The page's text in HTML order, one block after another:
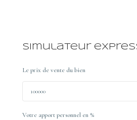
Simulateur
Le prix de vente du bien
Votre apport personnel en %